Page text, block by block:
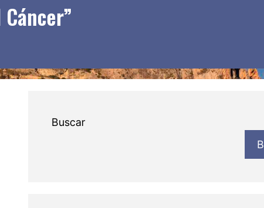
Buscar